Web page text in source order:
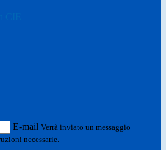
E-mail Verrà inviato un messaggio
necessarie.